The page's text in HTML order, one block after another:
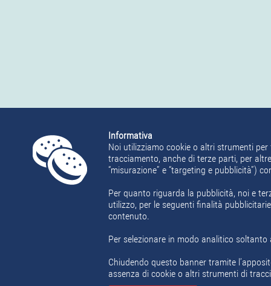
Informativa
Noi utilizziamo cookie o altri strumenti
tracciamento, anche di terze parti, per
“misurazione” e “targeting e pubblicità”)
Per quanto riguarda la pubblicità, noi e
utilizzo, per le seguenti finalità
contenuto.
Per selezionare in modo analitico soltanto
Chiudendo questo banner tramite
assenza di cookie o altri strumenti di